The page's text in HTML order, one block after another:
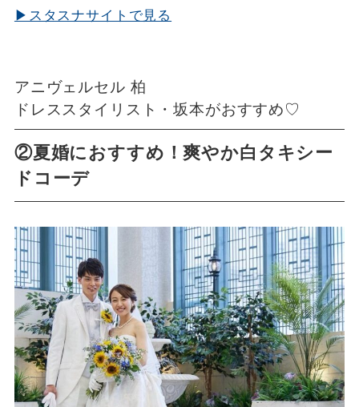
▶スタスナサイトで見る
アニヴェルセル 柏
ドレススタイリスト・坂本がおすすめ♡
②夏婚におすすめ！爽やか白タキシー
ドコーデ